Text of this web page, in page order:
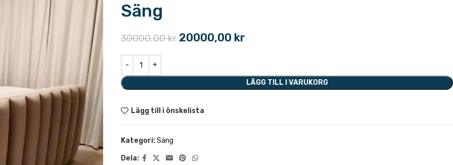
Säng
30000,00kr 20000,00 kr
LÄGG TILL I VARUKORG
Lägg till i önskelista
Kategori:Säng
Dela: